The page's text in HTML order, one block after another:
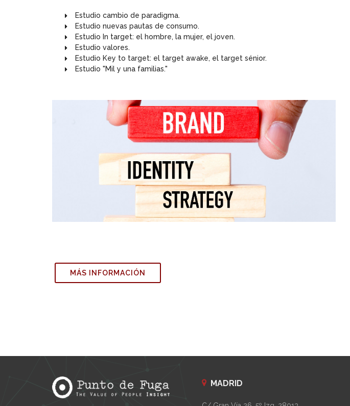
Estudio cambio de paradigma.
Estudio nuevas pautas de consumo.
Estudio In target: el hombre, la mujer, el joven.
Estudio valores.
Estudio Key to target: el target awake, el target sénior.
Estudio "Mil y una familias."
MÁS INFORMACIÓN
MADRID